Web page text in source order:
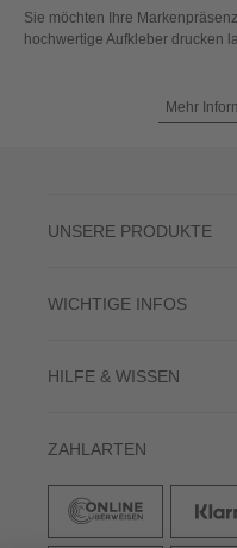
Sie möchten Ihre
hochwertige Aufkleber drucken
Mehr
UNSERE PRODUKTE
WICHTIGE INFOS
HILFE & WISSEN
ZAHLARTEN